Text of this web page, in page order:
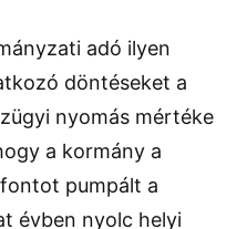
adó ilyen
döntéseket a
nyomás mértéke
a kormány a
pumpált a
évben nyolc helyi